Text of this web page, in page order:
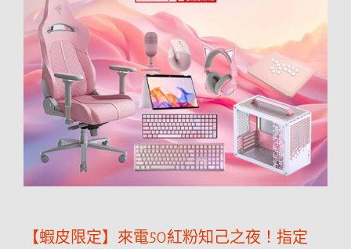
【蝦皮限定】來電50紅粉知己之夜！指定